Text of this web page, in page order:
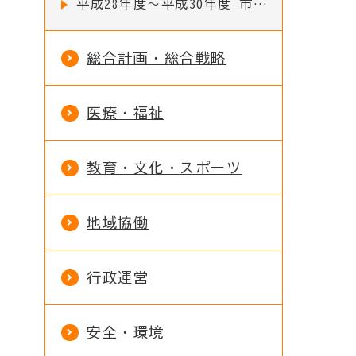
平成28年度～平成30年度 市民検討会議
総合計画・総合戦略
医療・福祉
教育・文化・スポーツ
地域協働
行政運営
安全・環境